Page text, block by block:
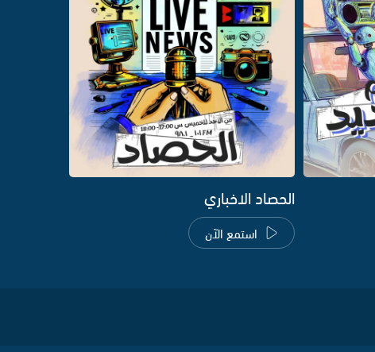
الحصاد الاخباري
استمع الآن